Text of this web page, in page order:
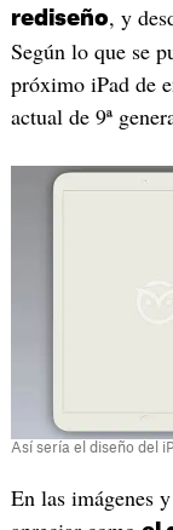
rediseño, y
Según lo que se
próximo iPad de
actual de 9ª
Así sería el diseño del
En las imágenes